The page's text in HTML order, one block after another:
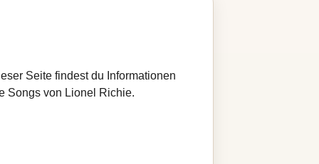
Seite findest du Informationen
Songs von Lionel Richie.